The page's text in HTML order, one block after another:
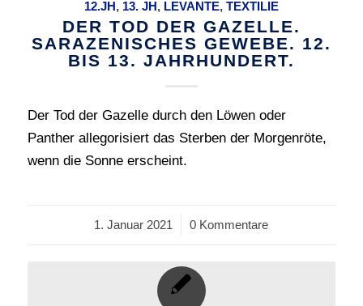
12.JH, 13. JH, LEVANTE, TEXTILIE
DER TOD DER GAZELLE.
SARAZENISCHES GEWEBE. 12.
BIS 13. JAHRHUNDERT.
Der Tod der Gazelle durch den Löwen oder
Panther allegorisiert das Sterben der Morgenröte,
wenn die Sonne erscheint.
1. Januar 2021
/ 0 Kommentare